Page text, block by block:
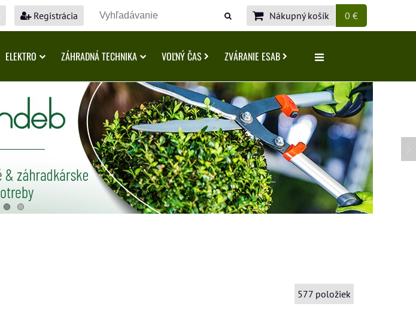
Registrácia Nákupný košík 0 €
ELEKTRO ZÁHRADNÁ TECHNIKA VOĽNÝ ČAS ZVÁRANIE ESAB
577 položiek